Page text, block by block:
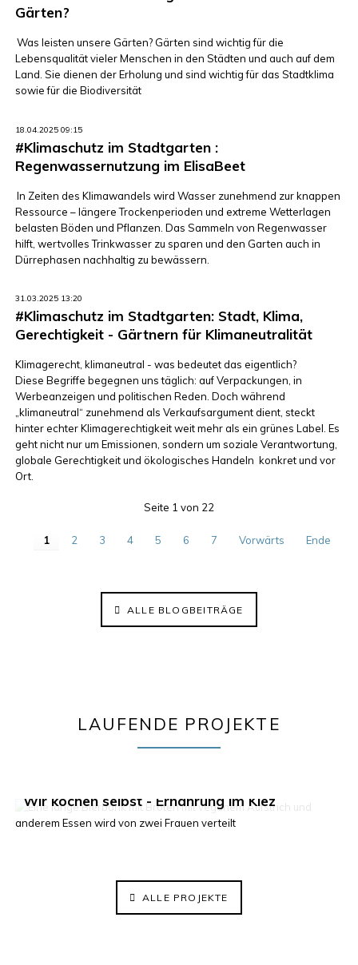
Gärten?
Was leisten unsere Gärten? Gärten sind wichtig für die
Lebensqualität vieler Menschen in den Städten und auch auf dem
Land. Sie dienen der Erholung und sind wichtig für das Stadtklima
sowie für die Biodiversität
18.04.2025 09:15
#Klimaschutz im Stadtgarten :
Regenwassernutzung im ElisaBeet
In Zeiten des Klimawandels wird Wasser zunehmend zur knappen
Ressource – längere Trockenperioden und extreme Wetterlagen
belasten Böden und Pflanzen. Das Sammeln von Regenwasser
hilft, wertvolles Trinkwasser zu sparen und den Garten auch in
Dürrephasen nachhaltig zu bewässern.
31.03.2025 13:20
#Klimaschutz im Stadtgarten: Stadt, Klima,
Gerechtigkeit - Gärtnern für Klimaneutralität
Klimagerecht, klimaneutral - was bedeutet das eigentlich?
Diese Begriffe begegnen uns täglich: auf Verpackungen, in
Werbeanzeigen und politischen Reden. Doch während
„klimaneutral“ zunehmend als Verkaufsargument dient, steckt
hinter echter Klimagerechtigkeit weit mehr als ein grünes Label. Es
geht nicht nur um Emissionen, sondern um soziale Verantwortung,
globale Gerechtigkeit und ökologisches Handeln konkret und vor
Ort.
Seite 1 von 22
1 2 3 4 5 6 7 Vorwärts Ende
ALLE BLOGBEITRÄGE
LAUFENDE PROJEKTE
Wir kochen selbst - Ernährung im Kiez
ElisaBeet - Solidarischer Lehrgarten
ALLE PROJEKTE